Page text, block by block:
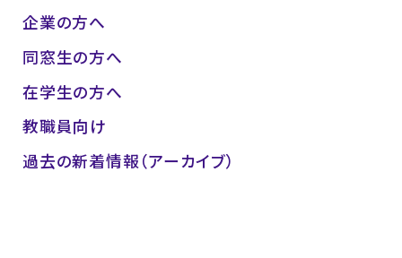
企業の方へ
同窓生の方へ
在学生の方へ
教職員向け
過去の新着情報（アーカイブ）